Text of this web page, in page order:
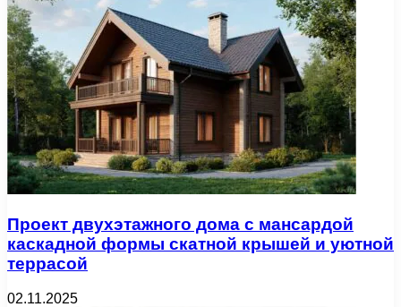
Проект двухэтажного дома с мансардой
каскадной формы скатной крышей и уютной
террасой
02.11.2025